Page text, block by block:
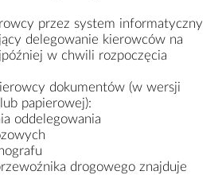
przez system informatyczny
delegowanie kierowców na
w chwili rozpoczęcia
dokumentów (w wersji
papierowej):
oddelegowania
drogowego znajduje